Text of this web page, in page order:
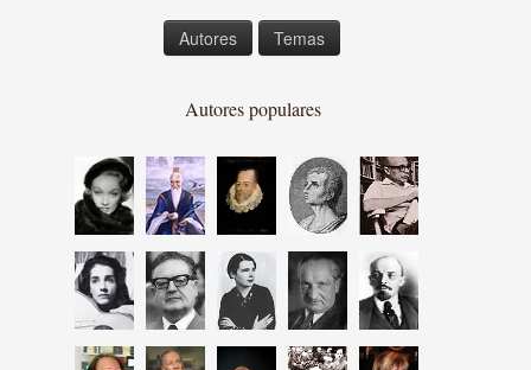
Autores Temas
Autores populares